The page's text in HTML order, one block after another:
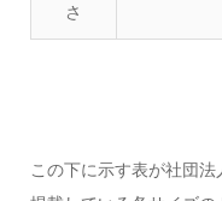
さ
この下に示す表が社団